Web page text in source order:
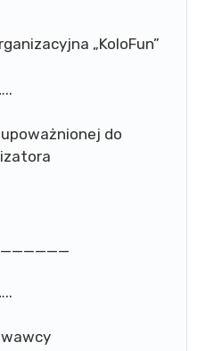
„KoloFun”
do